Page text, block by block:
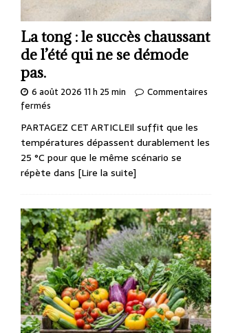
La tong : le succès chaussant
de l’été qui ne se démode
pas.
6 août 2026 11 h 25 min
Commentaires
fermés
PARTAGEZ CET ARTICLEIl suffit que les
températures dépassent durablement les
25 °C pour que le même scénario se
répète dans [Lire la suite]